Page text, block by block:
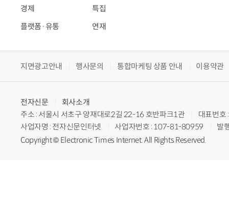
경제
플랫폼·유통
특집
연재
지면광고안내 행사문의 통합마케팅 상품 안내 이용약관
전자신문
회사소개
주소 : 서울시 서초구 양재대로2길 22-16 호반파크1관
대표번
사업자명 : 전자신문인터넷
사업자번호 : 107-81-80959
발
Copyright © Electronic Times Internet. All Rights Reserved.